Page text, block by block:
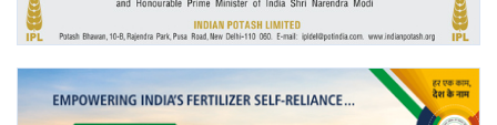
Gallery
National